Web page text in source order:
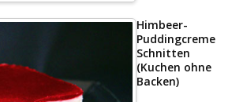
Himbeer-
Puddingcreme
Schnitten
(Kuchen ohne
Backen)